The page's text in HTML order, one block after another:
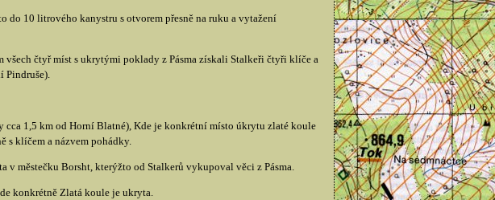
10 litrového kanystru s otvorem přesně na ruku a vytažení
čtyř míst s ukrytými poklady z Pásma získali Stalkeři čtyři klíče a
Pindruše).
cca 1,5 km od Horní Blatné), Kde je konkrétní místo úkrytu zlaté koule
s klíčem a názvem pohádky.
v městečku Borsht, kterýžto od Stalkerů vykupoval věci z Pásma.
konkrétně Zlatá koule je ukryta.